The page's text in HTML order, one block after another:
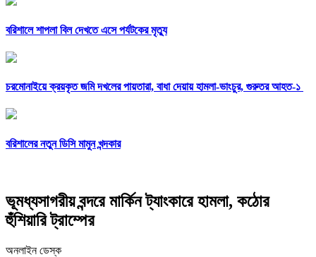
বরিশালে শাপলা বিল দেখতে এসে পর্যটকের মৃত্যু
চরমোনাইয়ে ক্রয়কৃত জমি দখলের পায়তারা, বাধা দেয়ায় হামলা-ভাংচুর, গুরুতর আহত-১
বরিশালের নতুন ডিসি মামুন খন্দকার
ভূমধ্যসাগরীয় বন্দরে মার্কিন ট্যাংকারে হামলা, কঠোর
হুঁশিয়ারি ট্রাম্পের
অনলাইন ডেস্ক